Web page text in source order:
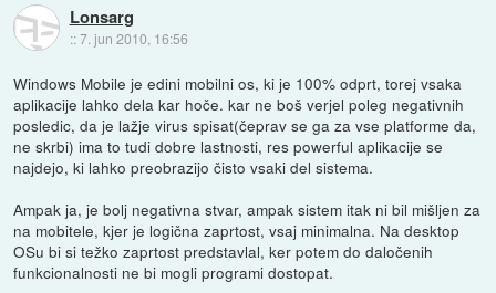
Lonsarg
::7. jun 2010, 16:56
Windows Mobile je edini mobilni os, ki je 100% odprt, torej vsaka
aplikacije lahko dela kar hoče. kar ne boš verjel poleg negativnih
posledic, da je lažje virus spisat(čeprav se ga za vse platforme da,
ne skrbi) ima to tudi dobre lastnosti, res powerful aplikacije se
najdejo, ki lahko preobrazijo čisto vsaki del sistema.
Ampak ja, je bolj negativna stvar, ampak sistem itak ni bil mišljen za
na mobitele, kjer je logična zaprtost, vsaj minimalna. Na desktop
OSu bi si težko zaprtost predstavlal, ker potem do daločenih
funkcionalnosti ne bi mogli programi dostopat.